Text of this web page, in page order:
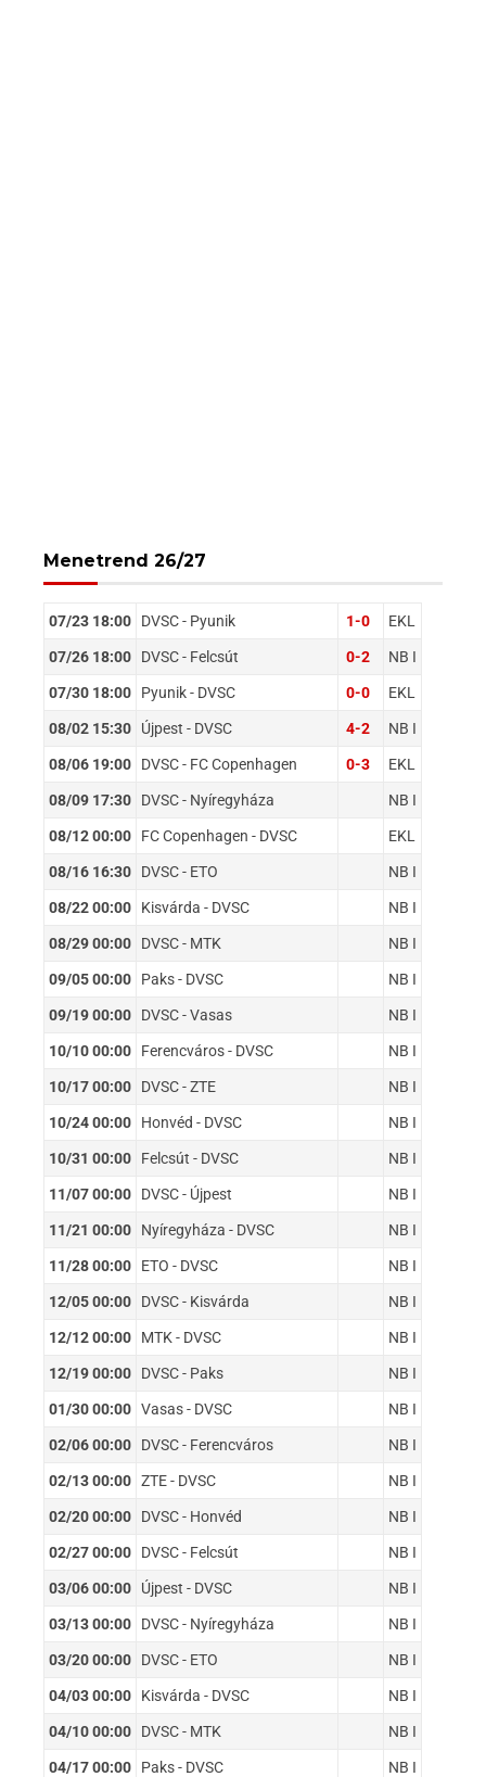
Menetrend 26/27
07/23 18:00 DVSC - Pyunik 1-0 EKL
07/26 18:00 DVSC - Felcsút 0-2 NB I
07/30 18:00 Pyunik - DVSC 0-0 EKL
08/02 15:30 Újpest - DVSC 4-2 NB I
08/06 19:00 DVSC - FC Copenhagen 0-3 EKL
08/09 17:30 DVSC - Nyíregyháza NB I
08/12 00:00 FC Copenhagen - DVSC EKL
08/16 16:30 DVSC - ETO NB I
08/22 00:00 Kisvárda - DVSC NB I
08/29 00:00 DVSC - MTK NB I
09/05 00:00 Paks - DVSC NB I
09/19 00:00 DVSC - Vasas NB I
10/10 00:00 Ferencváros - DVSC NB I
10/17 00:00 DVSC - ZTE NB I
10/24 00:00 Honvéd - DVSC NB I
10/31 00:00 Felcsút - DVSC NB I
11/07 00:00 DVSC - Újpest NB I
11/21 00:00 Nyíregyháza - DVSC NB I
11/28 00:00 ETO - DVSC NB I
12/05 00:00 DVSC - Kisvárda NB I
12/12 00:00 MTK - DVSC NB I
12/19 00:00 DVSC - Paks NB I
01/30 00:00 Vasas - DVSC NB I
02/06 00:00 DVSC - Ferencváros NB I
02/13 00:00 ZTE - DVSC NB I
02/20 00:00 DVSC - Honvéd NB I
02/27 00:00 DVSC - Felcsút NB I
03/06 00:00 Újpest - DVSC NB I
03/13 00:00 DVSC - Nyíregyháza NB I
03/20 00:00 DVSC - ETO NB I
04/03 00:00 Kisvárda - DVSC NB I
04/10 00:00 DVSC - MTK NB I
04/17 00:00 Paks - DVSC NB I